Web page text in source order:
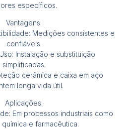
específicos.
Vantagens:
Medições consistentes e
confiáveis.
Instalação e substituição
simplificadas.
cerâmica e caixa em aço
longa vida útil.
Aplicações:
Em processos industriais como
química e farmacêutica.